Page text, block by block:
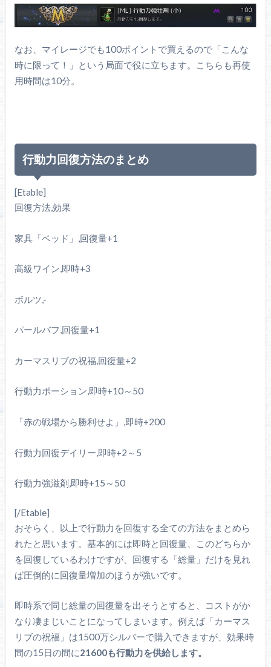
なお、マイレージでも100ポイントで買えるので「こんな
時に限って！」という局面で役に立ちます。こちらも再使
用時間は10分。
行動力回復方法のまとめ
[Etable]
回復方法,効果
家具「ベッド」,回復量+1
高級ワイン,即時+3
ボルツ,-
パールバフ,回復量+1
カーマスリブの祝福,回復量+2
行動力ポーション,即時+10～50
「赤の戦場から勝利せよ」,即時+200
行動力回復デイリー,即時+2～5
行動力強滋剤,即時+15～50
[/Etable]
おそらく、以上で行動力を回復する全ての方法をまとめら
れたと思います。基本的には即時と回復量、このどちらか
を回復しているわけですが、回復する「総量」だけを見れ
ば圧倒的に回復量増加のほうが強いです。
即時系で同じ総量の回復量を出そうとすると、コストがか
なり凄まじいことになってしまいます。例えば「カーマス
リブの祝福」は1500万シルバーで購入できますが、効果時
間の15日の間に21600も行動力を供給します。